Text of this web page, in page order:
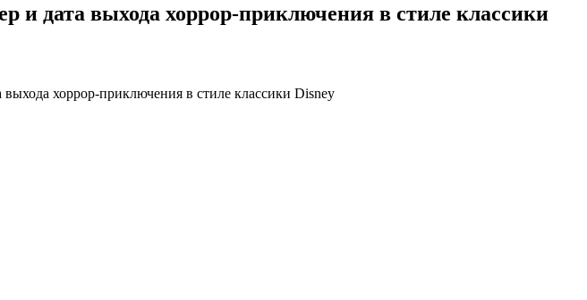
и дата выхода хоррор-приключения в стиле классики
хоррор-приключения в стиле классики Disney